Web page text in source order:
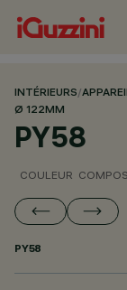
INTÉRIEURS/
Ø 122MM
PY58
COULEUR
PY58